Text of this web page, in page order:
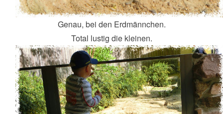
Genau, bei den Erdmännchen.
Total lustig die kleinen.